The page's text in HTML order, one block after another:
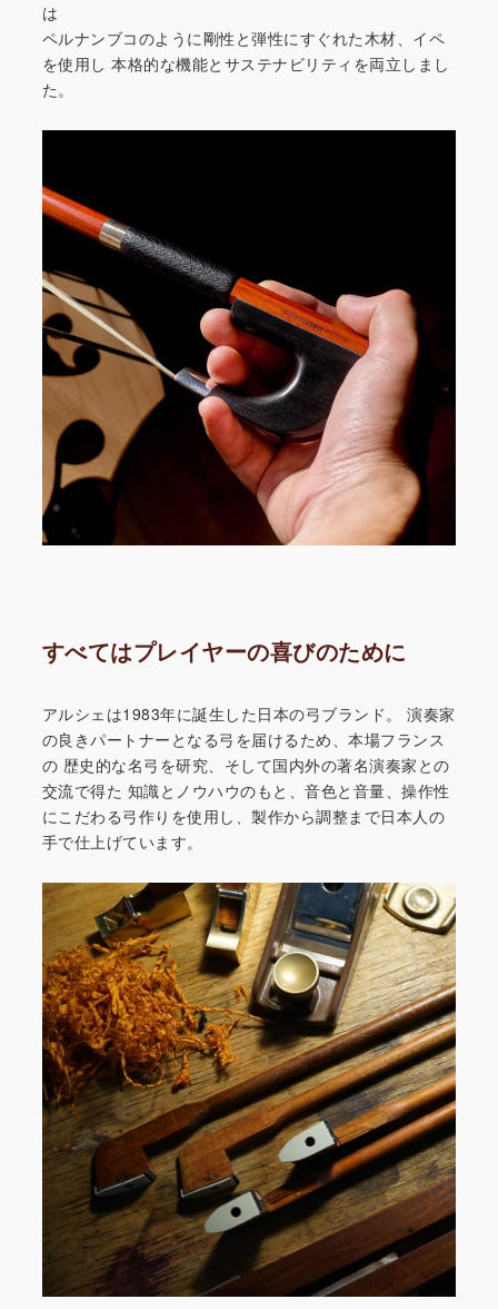
は
ペルナンブコのように剛性と弾性にすぐれた木材、イペ
を使用し 本格的な機能とサステナビリティを両立しまし
た。
すべてはプレイヤーの喜びのために
アルシェは1983年に誕生した日本の弓ブランド。
演奏家
の良きパートナーとなる弓を届けるため、本場フランス
の 歴史的な名弓を研究、そして国内外の著名演奏家との
交流で得た 知識とノウハウのもと、音色と音量、操作性
にこだわる弓作りを使用し、製作から調整まで日本人の
手で仕上げています。